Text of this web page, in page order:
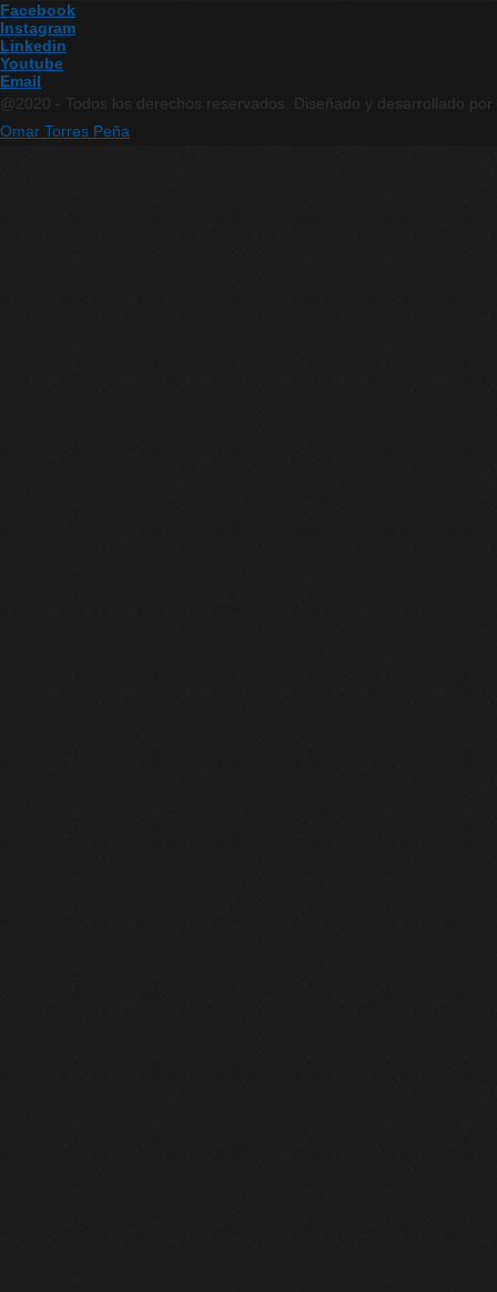
Facebook
Instagram
Linkedin
Youtube
Email
@2020 - Todos los derechos reservados. Diseñado y desarrollado por
Omar Torres Peña